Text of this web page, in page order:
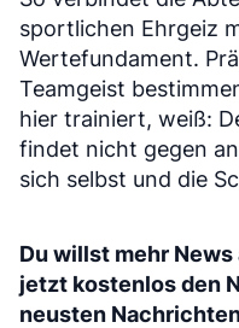
sportlichen Ehrgeiz
Wertefundament.
Teamgeist
hier trainiert, weiß:
findet nicht gegen
sich selbst und die
Du willst mehr
jetzt kostenlos den
neusten